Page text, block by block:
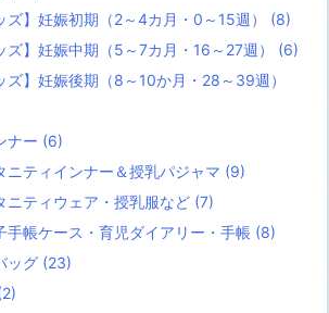
ズ】妊娠初期（2～4カ月・0～15週） (8)
ズ】妊娠中期（5～7カ月・16～27週） (6)
ズ】妊娠後期（8～10か月・28～39週）
ナー (6)
ニティインナー＆授乳パジャマ (9)
ニティウェア・授乳服など (7)
手帳ケース・育児ダイアリー・手帳 (8)
ッグ (23)